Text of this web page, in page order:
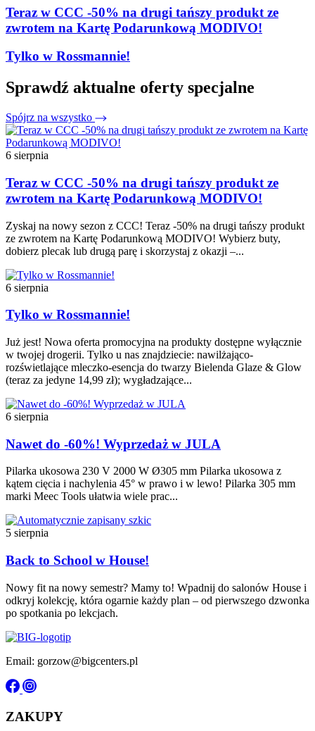
Teraz w CCC -50% na drugi tańszy produkt ze
zwrotem na Kartę Podarunkową MODIVO!
Tylko w Rossmannie!
Sprawdź aktualne oferty specjalne
Spójrz na wszystko
6 sierpnia
Teraz w CCC -50% na drugi tańszy produkt ze
zwrotem na Kartę Podarunkową MODIVO!
Zyskaj na nowy sezon z CCC! Teraz -50% na drugi tańszy produkt
ze zwrotem na Kartę Podarunkową MODIVO! Wybierz buty,
dobierz plecak lub drugą parę i skorzystaj z okazji –...
6 sierpnia
Tylko w Rossmannie!
Już jest! Nowa oferta promocyjna na produkty dostępne wyłącznie
w twojej drogerii. Tylko u nas znajdziecie: nawilżająco-
rozświetlające mleczko-esencja do twarzy Bielenda Glaze & Glow
(teraz za jedyne 14,99 zł); wygładzające...
6 sierpnia
Nawet do -60%! Wyprzedaż w JULA
Pilarka ukosowa 230 V 2000 W Ø305 mm Pilarka ukosowa z
kątem cięcia i nachylenia 45° w prawo i w lewo! Pilarka 305 mm
marki Meec Tools ułatwia wiele prac...
5 sierpnia
Back to School w House!
Nowy fit na nowy semestr? Mamy to! Wpadnij do salonów House i
odkryj kolekcję, która ogarnie każdy plan – od pierwszego dzwonka
po spotkania po lekcjach.
Email: gorzow@bigcenters.pl
ZAKUPY